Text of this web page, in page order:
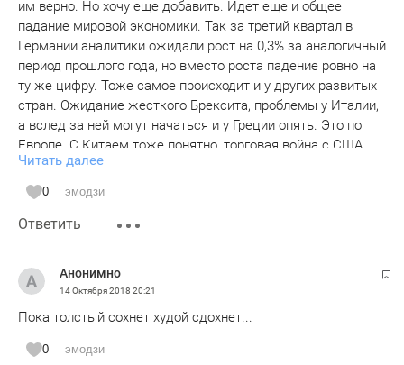
им верно. Но хочу еще добавить. Идет еще и общее
падание мировой экономики. Так за третий квартал в
Германии аналитики ожидали рост на 0,3% за аналогичный
период прошлого года, но вместо роста падение ровно на
ту же цифру. Тоже самое происходит и у других развитых
стран. Ожидание жесткого Брексита, проблемы у Италии,
а вслед за ней могут начаться и у Греции опять. Это по
Европе. С Китаем тоже понятно, торговая война с США,
перегретая экономика, вывод производства из Китая
начинает сказываться и на ней.
А.Б.Гефакт
Читать далее
0 эмодзи
Ответить
Анонимно
14 Октября 2018 20:21
Пока толстый сохнет худой сдохнет...
0 эмодзи